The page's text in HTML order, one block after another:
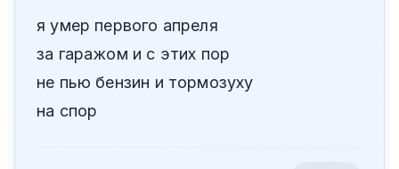
я умер первого апреля
за гаражом и с этих пор
не пью бензин и тормозуху
на спор